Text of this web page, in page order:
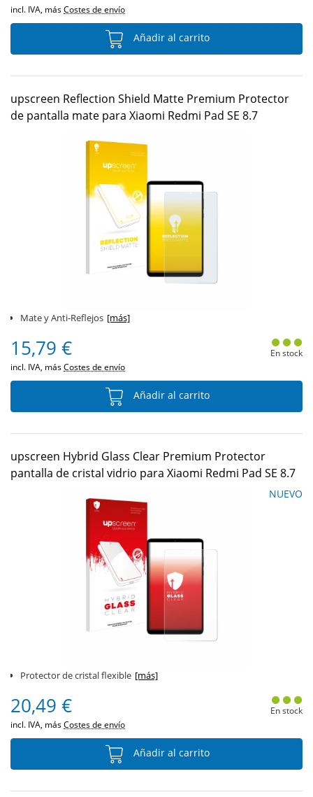
incl. IVA, másCostes de envío
Añadir al carrito
upscreen Reflection Shield Matte Premium Protector
de pantalla mate para Xiaomi Redmi Pad SE 8.7
Mate y Anti-Reflejos [más]
15,79 €
incl. IVA, másCostes de envío
En stock
Añadir al carrito
upscreen Hybrid Glass Clear Premium Protector
pantalla de cristal vidrio para Xiaomi Redmi Pad SE 8.7
NUEVO
Protector de cristal flexible [más]
20,49 €
incl. IVA, másCostes de envío
En stock
Añadir al carrito